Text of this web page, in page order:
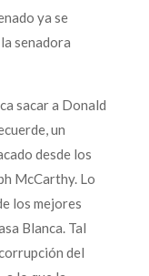
ya se
senadora
sacar a Donald
un
desde los
McCarthy. Lo
los mejores
Blanca. Tal
del